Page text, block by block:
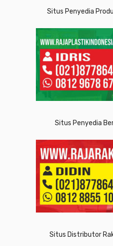
Situs Penyedia
Situs Penyedia
Situs Distributor